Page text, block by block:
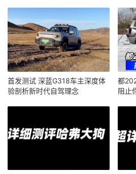
首发测试 深蓝G318车主深度体
验剖析新时代自驾理念
都
阻止